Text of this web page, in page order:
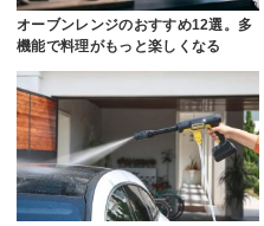
オーブンレンジのおすすめ12選。多
機能で料理がもっと楽しくなる